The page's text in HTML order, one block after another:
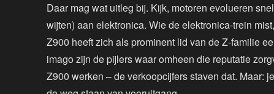
Daar mag wat uitleg bij. Kijk, motoren evolueren
wijten) aan elektronica. Wie de elektronica-trein
Z900 heeft zich als prominent lid van de Z-familie
imago zijn de pijlers waar omheen die reputatie
Z900 werken – de verkoopcijfers staven dat. Maar: